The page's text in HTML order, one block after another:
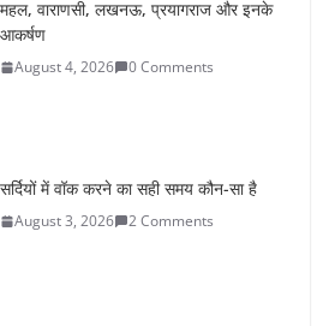
सर्दियों में वॉक करने का सही समय कौन-सा है
ऑफबीट समर डेस्टिनेशन: गर्मियों के लिए 7